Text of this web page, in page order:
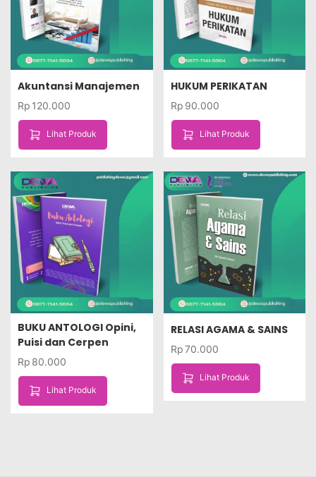
Akuntansi Manajemen
Rp 120.000
Lihat Produk
HUKUM PERIKATAN
Rp 90.000
Lihat Produk
BUKU ANTOLOGI Opini,
Puisi dan Cerpen
Rp 80.000
Lihat Produk
RELASI AGAMA & SAINS
Rp70.000
Lihat Produk